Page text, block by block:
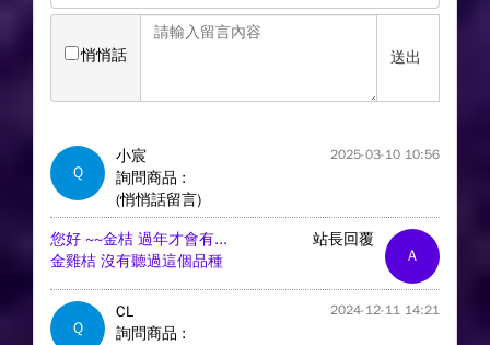
悄悄話 送出
Q
小宸 2025-03-10 10:56
詢問商品 :
(悄悄話留言)
A
站長回覆
您好 ~~金桔 過年才會有...
金雞桔 沒有聽過這個品種
Q
CL 2024-12-11 14:21
詢問商品 :